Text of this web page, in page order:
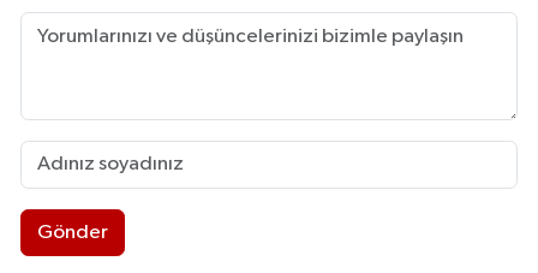
Gönder